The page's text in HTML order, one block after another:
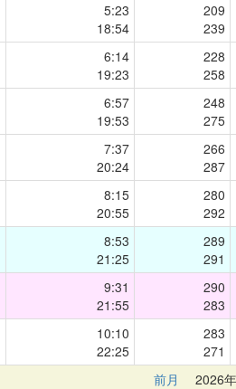
5:23
18:54
209
239
6:14
19:23
228
258
6:57
19:53
248
275
7:37
20:24
266
287
8:15
20:55
280
292
8:53
21:25
289
291
9:31
21:55
290
283
10:10
22:25
283
271
前月 2026年